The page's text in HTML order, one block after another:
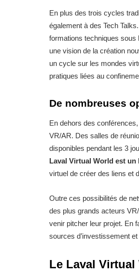
En plus des trois cycles
également à des Tech
formations techniques sous
une vision de la création
un cycle sur les mondes
pratiques liées au
De nombreuses
En dehors des
VR/AR. Des salles de
disponibles pendant les 3
Laval Virtual World est un
virtuel de créer des liens et
Outre ces possibilités de
des plus grands acteurs
venir pitcher leur projet. En
sources d’investissement
Le Laval